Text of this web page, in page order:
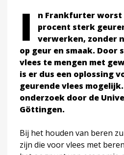
I
n Frankfurter worst
procent sterk
verwerken, zonder
op geur en smaak. Door
vlees te mengen met
is er dus een oplossing
geurende vlees
onderzoek door de
Göttingen.
Bij het houden van beren
zijn die voor vlees met